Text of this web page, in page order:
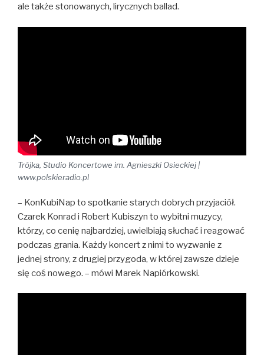
ale także stonowanych, lirycznych ballad.
Trójka, Studio Koncertowe im. Agnieszki Osieckiej |
www.polskieradio.pl
– KonKubiNap to spotkanie starych dobrych przyjaciół.
Czarek Konrad i Robert Kubiszyn to wybitni muzycy,
którzy, co cenię najbardziej, uwielbiają słuchać i reagować
podczas grania. Każdy koncert z nimi to wyzwanie z
jednej strony, z drugiej przygoda, w której zawsze dzieje
się coś nowego. – mówi Marek Napiórkowski.